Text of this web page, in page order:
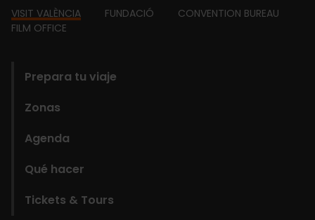
Footer
VISIT VALÈNCIA FUNDACIÓ
CONVENTION BUREAU
FILM OFFICE
Prepara tu viaje
Zonas
Agenda
Qué hacer
Tickets & Tours